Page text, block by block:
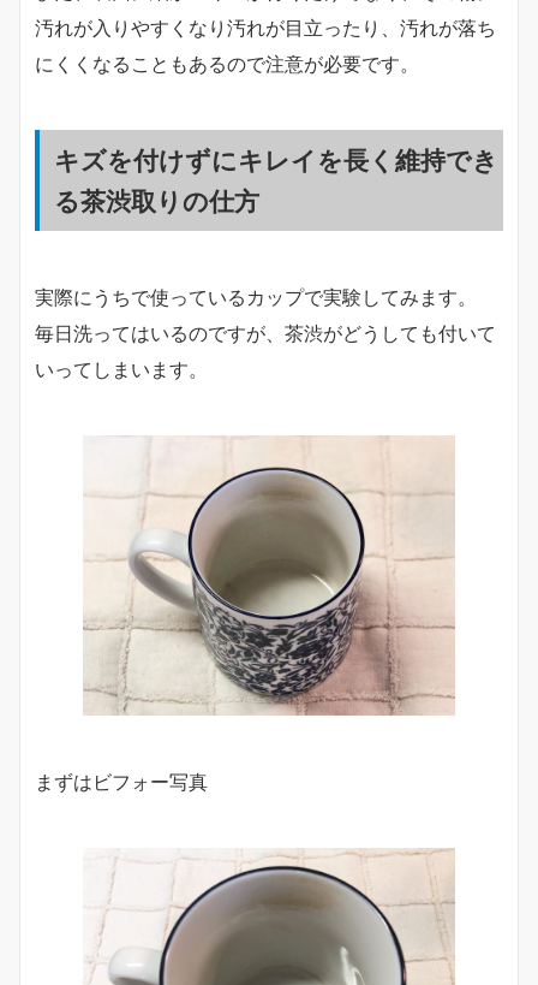
汚れが入りやすくなり汚れが目立ったり、汚れが落ち
にくくなることもあるので注意が必要です。
キズを付けずにキレイを長く維持でき
る茶渋取りの仕方
実際にうちで使っているカップで実験してみます。
毎日洗ってはいるのですが、茶渋がどうしても付いて
いってしまいます。
まずはビフォー写真